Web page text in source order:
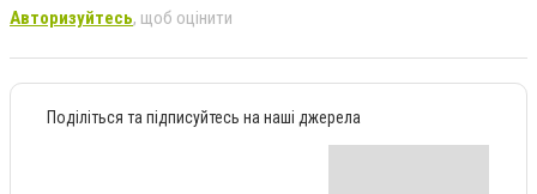
Авторизуйтесь, щоб оцінити
Поділіться та підписуйтесь на наші джерела